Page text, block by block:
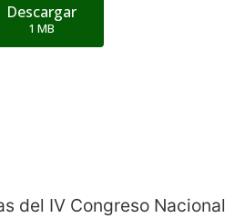
Descargar
1 MB
del IV Congreso Nacional